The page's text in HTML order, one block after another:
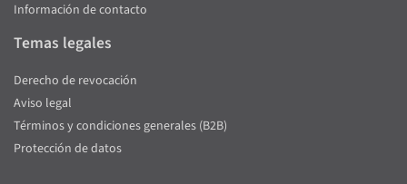
Información de contacto
Temas legales
Derecho de revocación
Aviso legal
Términos y condiciones generales (B2B)
Protección de datos